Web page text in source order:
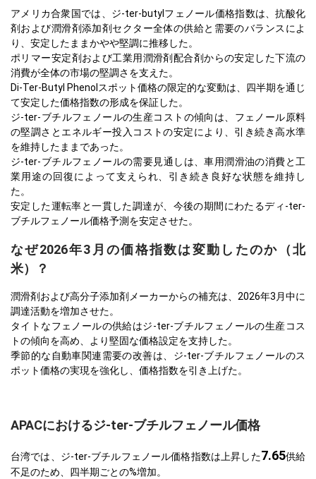
アメリカ合衆国では、ジ-ter-butylフェノール価格指数は、抗酸化
剤および潤滑剤添加剤セクター全体の供給と需要のバランスによ
り、安定したままかやや堅調に推移した。
ポリマー安定剤および工業用潤滑剤配合剤からの安定した下流の
消費が全体の市場の堅調さを支えた。
Di-Ter-Butyl Phenolスポット価格の限定的な変動は、四半期を通じ
て安定した価格指数の形成を保証した。
ジ-ter-ブチルフェノールの生産コストの傾向は、フェノール原料
の堅調さとエネルギー投入コストの安定により、引き続き高水準
を維持したままであった。
ジ-ter-ブチルフェノールの需要見通しは、車用潤滑油の消費と工
業用途の回復によって支えられ、引き続き良好な状態を維持し
た。
安定した運転率と一貫した調達が、今後の期間にわたるディ-ter-
ブチルフェノール価格予測を安定させた。
なぜ2026年3月の価格指数は変動したのか（北
米）？
潤滑剤および高分子添加剤メーカーからの補充は、2026年3月中に
調達活動を増加させた。
タイトなフェノールの供給はジ-ter-ブチルフェノールの生産コス
トの傾向を高め、より堅固な価格設定を支持した。
季節的な自動車関連需要の改善は、ジ-ter-ブチルフェノールのス
ポット価格の実現を強化し、価格指数を引き上げた。
APACにおけるジ-ter-ブチルフェノール価格
台湾では、ジ-ter-ブチルフェノール価格指数は上昇した7.65供給
不足のため、四半期ごとの%増加。